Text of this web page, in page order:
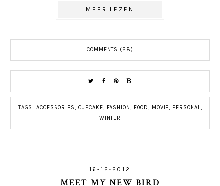
MEER LEZEN
COMMENTS (28)
TAGS: ACCESSORIES, CUPCAKE, FASHION, FOOD, MOVIE, PERSONAL,
WINTER
16-12-2012
MEET MY NEW BIRD